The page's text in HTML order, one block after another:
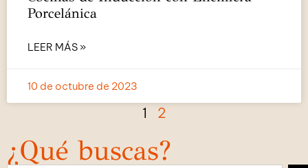
Porcelánica
LEER MÁS »
10 de octubre de 2023
1 2
¿Qué buscas?